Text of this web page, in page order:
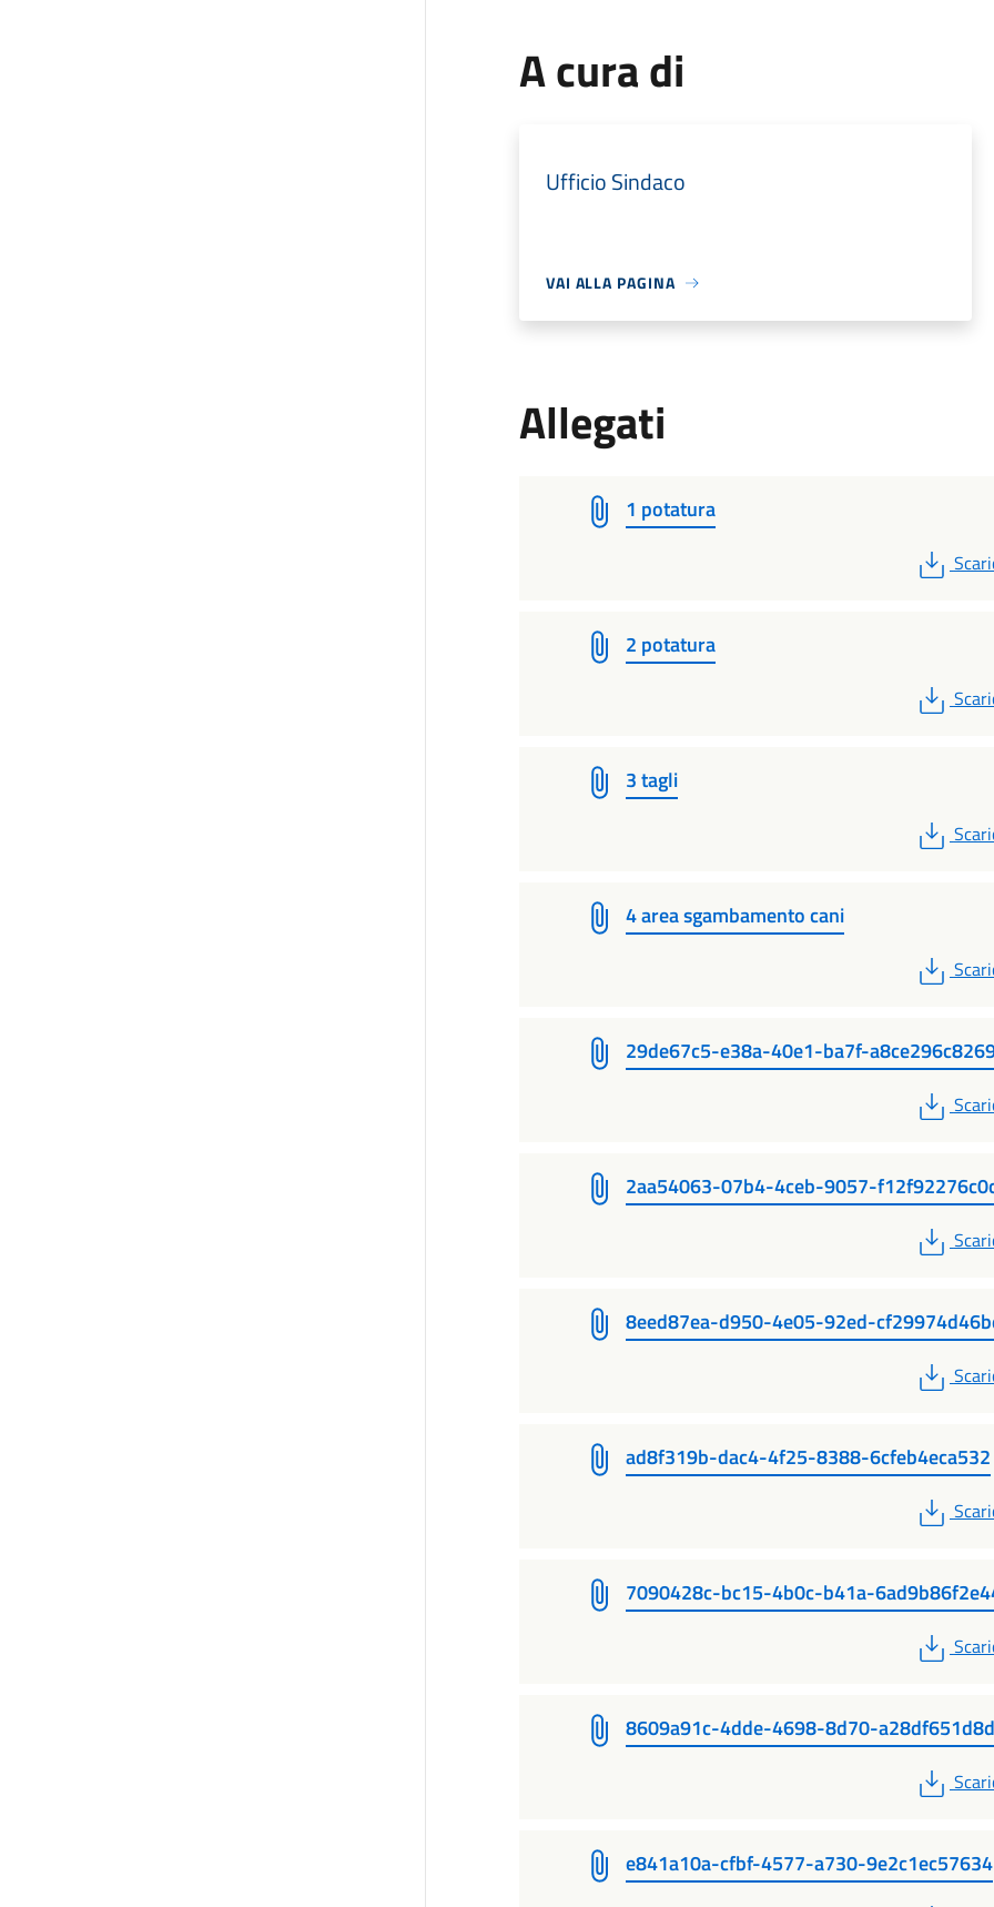
A cura di
Ufficio Sindaco
VAI ALLA PAGINA
Allegati
1 potatura
PDF
2 potatura
PDF
3 tagli
PDF
4 area sgambamento cani
PDF
29de67c5-e38a-40e1-ba7f-
PDF
2aa54063-07b4-4ceb-9057-
PDF
8eed87ea-d950-4e05-92ed-
PDF
ad8f319b-dac4-4f25-8388-6cfeb4eca532
PDF
7090428c-bc15-4b0c-b41a-
PDF
8609a91c-4dde-4698-8d70-
PDF
e841a10a-cfbf-4577-a730-9e2c1ec57634